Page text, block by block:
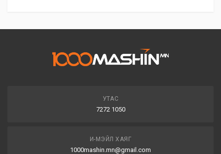
УТАС
7272 1050
И-МЭЙЛ ХАЯГ
1000mashin.mn@gmail.com